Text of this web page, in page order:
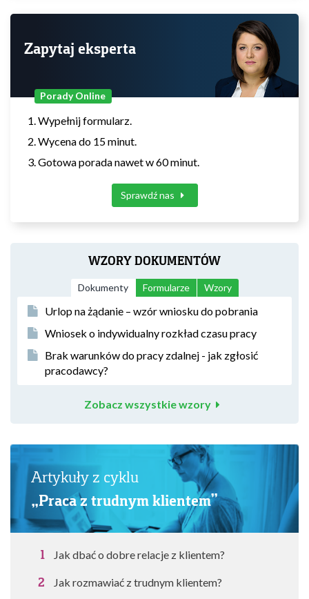
Zapytaj eksperta
Porady Online
Wypełnij formularz.
Wycena do 15 minut.
Gotowa porada nawet w 60 minut.
Sprawdź nas
WZORY DOKUMENTÓW
Dokumenty Formularze Wzory
Urlop na żądanie – wzór wniosku do pobrania
Wniosek o indywidualny rozkład czasu pracy
Brak warunków do pracy zdalnej - jak zgłosić
pracodawcy?
Zobacz wszystkie wzory
Artykuły z cyklu
„Praca z trudnym klientem”
Jak dbać o dobre relacje z klientem?
Jak rozmawiać z trudnym klientem?